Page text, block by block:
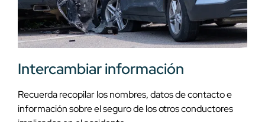
Intercambiar información
Recuerda recopilar los nombres, datos de contacto e
información sobre el seguro de los otros conductores